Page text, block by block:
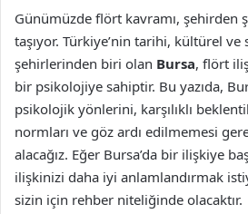
Günümüzde flört kavramı, şehirden
taşıyor. Türkiye’nin tarihi, kültürel
şehirlerinden biri olan Bursa, flört
bir psikolojiye sahiptir. Bu yazıda,
psikolojik yönlerini, karşılıklı
normları ve göz ardı edilmemesi
alacağız. Eğer Bursa’da bir ilişkiye
ilişkinizi daha iyi anlamlandırmak
sizin için rehber niteliğinde olacaktır.